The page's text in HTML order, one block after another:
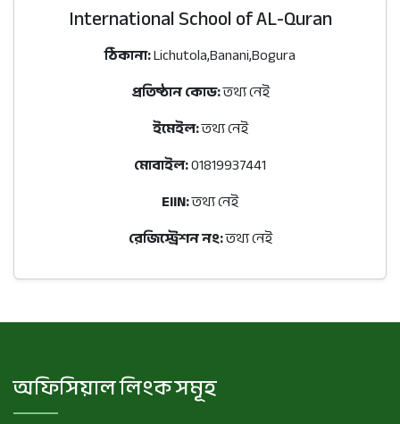
International School of AL-Quran
ঠিকানা:Lichutola,Banani,Bogura
প্রতিষ্ঠান কোড:তথ্য নেই
ইমেইল:তথ্য নেই
মোবাইল:01819937441
EIIN:তথ্য নেই
রেজিস্ট্রেশন নং:তথ্য নেই
অফিসিয়াল লিংক সমূহ